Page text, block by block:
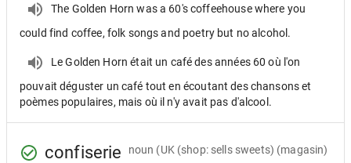
The Golden Horn was a 60's coffeehouse where you
could find coffee, folk songs and poetry but no alcohol.
Le Golden Horn était un café des années 60 où l'on
pouvait déguster un café tout en écoutant des chansons et
poèmes populaires, mais où il n'y avait pas d'alcool.
confiserie noun (UK (shop: sells sweets) (magasin)